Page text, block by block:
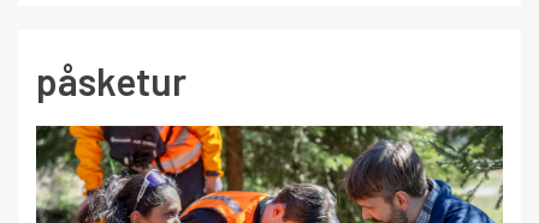
påsketur